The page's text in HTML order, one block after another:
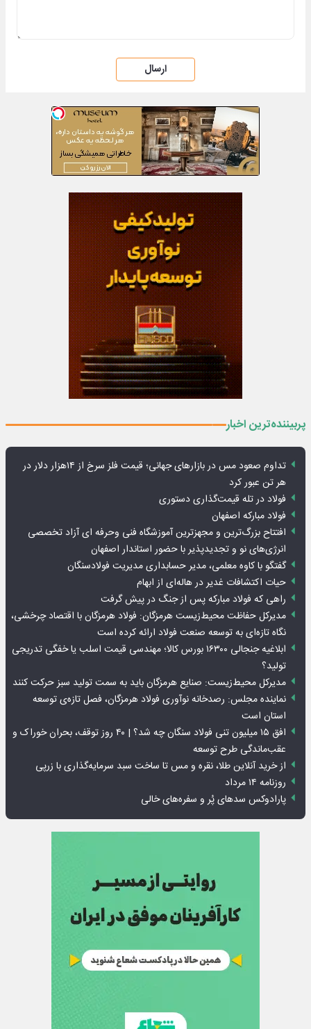
ارسال
پربیننده‌ترین اخبار
تداوم صعود مس در بازارهای جهانی؛ قیمت فلز سرخ از ۱۴هزار دلار در
هر تن عبور کرد
فولاد در تله قیمت‌گذاری دستوری
فولاد مبارکه اصفهان
افتتاح بزرگ‌ترین و مجهزترین آموزشگاه فنی وحرفه ای آزاد تخصصی
انرژی‌های نو و تجدیدپذیر با حضور استاندار اصفهان
گفتگو با کاوه معلمی، مدیر حسابداری مدیریت فولادسنگان
حیات اکتشافات غدیر در هاله‌ای از ابهام
راهی که فولاد مبارکه پس از جنگ در پیش گرفت
مدیرکل حفاظت محیط‌زیست هرمزگان: فولاد هرمزگان با اقتصاد چرخشی،
نگاه تازه‌ای به توسعه صنعت فولاد ارائه کرده است
ابلاغیه جنجالی ۱۶۳۰۰ بورس کالا؛ مهندسی قیمت اسلب یا خفگی تدریجی
تولید؟
مدیرکل محیط‌زیست: صنایع هرمزگان باید به سمت تولید سبز حرکت کنند
نماینده مجلس: رصدخانه نوآوری فولاد هرمزگان، فصل تازه‌ی توسعه
استان است
افق ۱۵ میلیون تنی فولاد سنگان چه شد؟ | ۴۰ روز توقف، بحران خوراک و
عقب‌ماندگی طرح توسعه
از خرید آنلاین طلا، نقره و مس تا ساخت سبد سرمایه‌گذاری با زرپی
روزنامه ۱۴ مرداد
پارادوکس سدهای پُر و سفره‌های خالی